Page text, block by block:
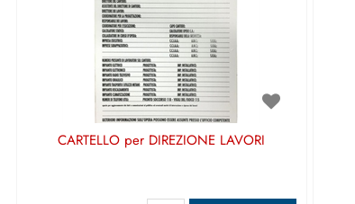
CARTELLO per DIREZIONE LAVORI